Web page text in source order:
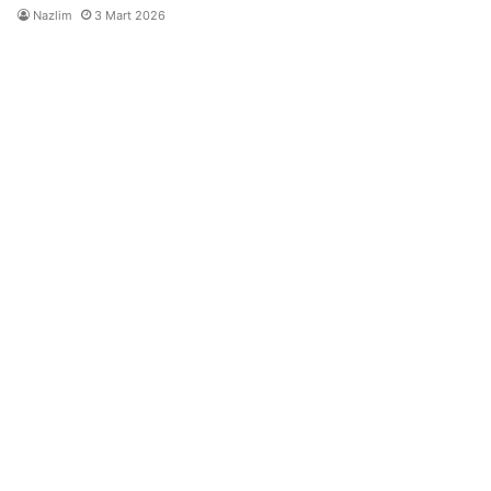
Nazlim 3 Mart 2026